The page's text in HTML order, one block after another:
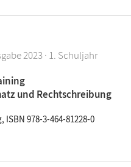
2023 · 1. Schuljahr
und Rechtschreibung
ISBN 978-3-464-81228-0